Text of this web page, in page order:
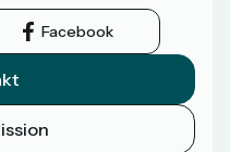
Facebook